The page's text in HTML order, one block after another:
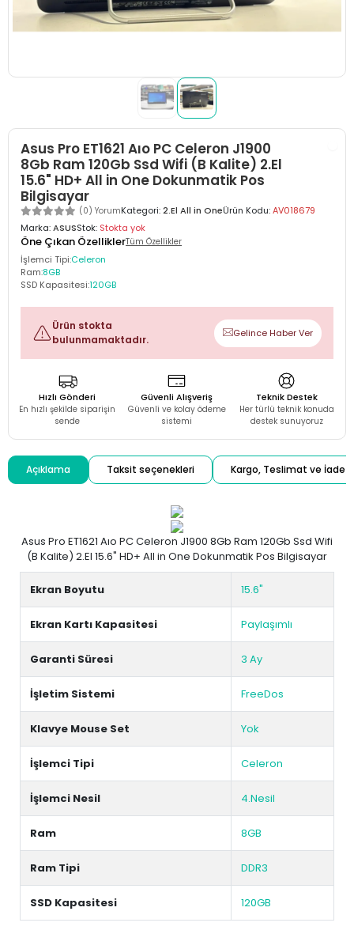
Asus Pro ET1621 Aıo PC Celeron J1900
8Gb Ram 120Gb Ssd Wifi (B Kalite) 2.El
15.6" HD+ All in One Dokunmatik Pos
Bilgisayar
(0) YorumKategori:2.El All in OneÜrün Kodu:AV018679
Marka:ASUSStok: Stokta yok
Öne Çıkan ÖzelliklerTüm Özellikler
İşlemci Tipi:Celeron
Ram:8GB
SSD Kapasitesi:120GB
Ürün stokta
bulunmamaktadır.
Gelince Haber Ver
Hızlı Gönderi
En hızlı şekilde siparişin
sende
Güvenli Alışveriş
Güvenli ve kolay ödeme
sistemi
Teknik Destek
Her türlü teknik konuda
destek sunuyoruz
Açıklama Taksit seçenekleri Kargo, Teslimat ve İade
Asus Pro ET1621 Aıo PC Celeron J1900 8Gb Ram 120Gb Ssd Wifi
(B Kalite) 2.El 15.6" HD+ All in One Dokunmatik Pos Bilgisayar
Ekran Boyutu 15.6"
Ekran Kartı Kapasitesi Paylaşımlı
Garanti Süresi 3 Ay
İşletim Sistemi FreeDos
Klavye Mouse Set Yok
İşlemci Tipi Celeron
İşlemci Nesil 4.Nesil
Ram 8GB
Ram Tipi DDR3
SSD Kapasitesi 120GB